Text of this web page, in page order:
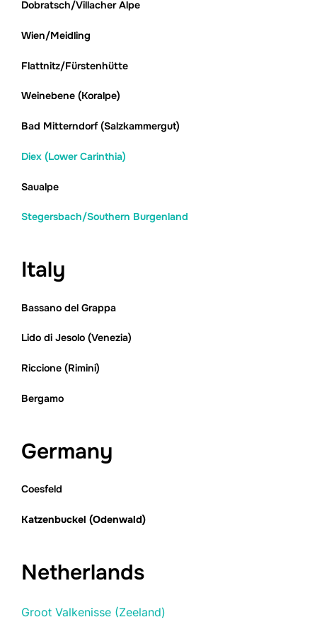
Dobratsch/Villacher Alpe
Wien/Meidling
Flattnitz/Fürstenhütte
Weinebene (Koralpe)
Bad Mitterndorf (Salzkammergut)
Diex (Lower Carinthia)
Saualpe
Stegersbach/Southern Burgenland
Italy
Bassano del Grappa
Lido di Jesolo (Venezia)
Riccione (Rimini)
Bergamo
Germany
Coesfeld
Katzenbuckel (Odenwald)
Netherlands
Groot Valkenisse (Zeeland)